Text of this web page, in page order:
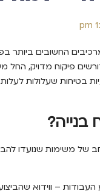
החשובים ביותר
פיקוח מדויק, החל
בטיחות שעלולות
בנייה?
רחב של משימות שנועדו
העבודות – ווידוא